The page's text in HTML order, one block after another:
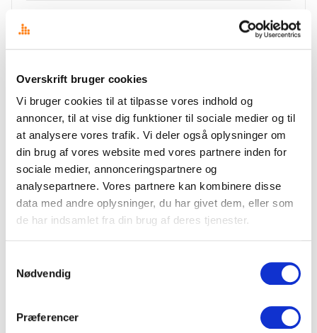
Overskrift bruger cookies
Vi bruger cookies til at tilpasse vores indhold og
annoncer, til at vise dig funktioner til sociale medier og til
at analysere vores trafik. Vi deler også oplysninger om
din brug af vores website med vores partnere inden for
sociale medier, annonceringspartnere og
analysepartnere. Vores partnere kan kombinere disse
data med andre oplysninger, du har givet dem, eller som
de har indsamlet fra din brug af deres tjenester.
Nødvendig
Præferencer
overblik
CASE STUDY: Store tidsbesparelser med AI workflows
KV25 borgmesterkampen i København spidser til – også online
De 10 vigtigste spørgsmål og svar om medieovervågning